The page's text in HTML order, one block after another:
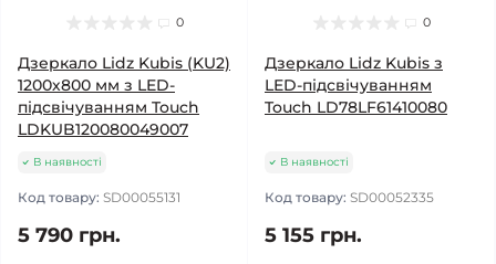
0
Дзеркало Lidz Kubis (KU2)
1200х800 мм з LED-
підсвічуванням Touch
LDKUB120080049007
В наявності
Код товару: SD00055131
5 790 грн.
0
Дзеркало Lidz Kubis з
LED-підсвічуванням
Touch LD78LF61410080
В наявності
Код товару: SD00052335
5 155 грн.